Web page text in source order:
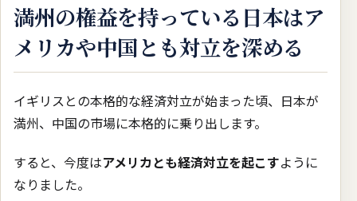
満州の権益を持っている日本はア
メリカや中国とも対立を深める
イギリスとの本格的な経済対立が始まった頃、日本が
満州、中国の市場に本格的に乗り出します。
すると、今度はアメリカとも経済対立を起こすように
なりました。